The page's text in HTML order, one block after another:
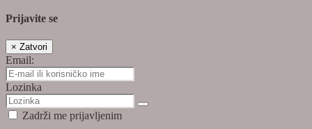
Prijavite se
× Zatvori
Email:
Lozinka
Zadrži me prijavljenim